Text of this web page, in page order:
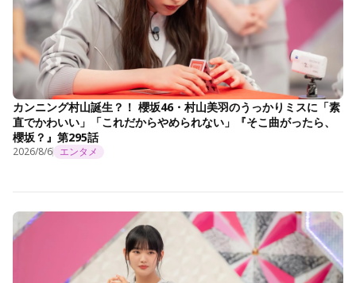
カンニング村山誕生？！ 櫻坂46・村山美羽のうっかりミスに「素
直でかわいい」「これだからやめられない」『そこ曲がったら、
櫻坂？』第295話
2026/8/6 エンタメ